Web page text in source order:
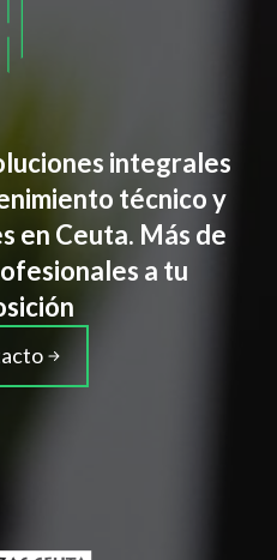
integrales
técnico y
en Ceuta. Más de
a tu